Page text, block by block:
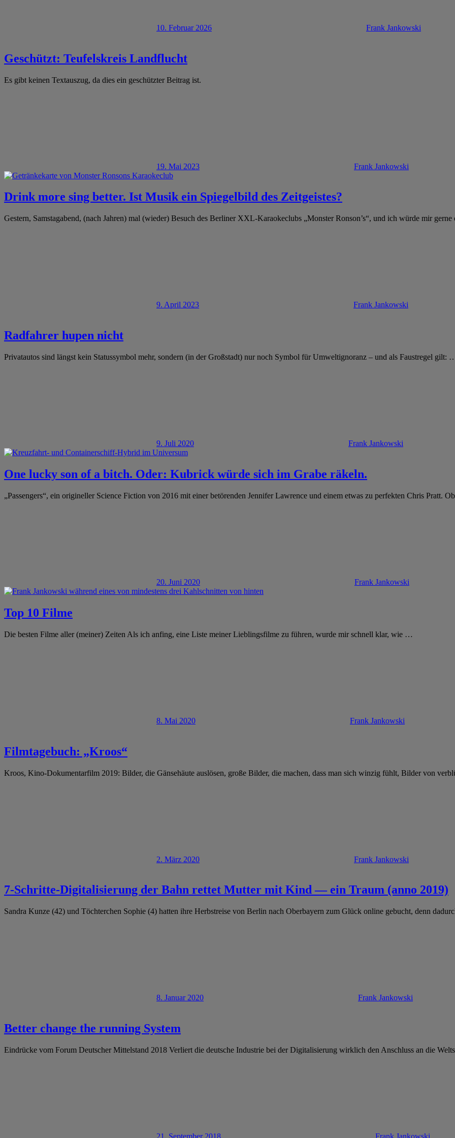
10. Februar 2026 Frank Jankowski
Geschützt: Teufelskreis Landflucht
Es gibt keinen Textauszug, da dies ein geschützter Beitrag ist.
19. Mai 2023 Frank Jankowski
Drink more sing better. Ist Musik ein Spiegelbild des Zeitgeistes?
Gestern, Samstagabend, (nach Jahren) mal (wieder) Besuch des Berliner XXL-Karaokeclubs „Monster Ronson’s“, und ich würde mir
9. April 2023 Frank Jankowski
Radfahrer hupen nicht
Privatautos sind längst kein Statussymbol mehr, sondern (in der Großstadt) nur noch Symbol für Umweltignoranz – und als Faustregel gilt:
9. Juli 2020 Frank Jankowski
One lucky son of a bitch. Oder: Kubrick würde sich im Grabe räkeln.
„Passengers“, ein origineller Science Fiction von 2016 mit einer betörenden Jennifer Lawrence und einem etwas zu perfekten Chris Pratt.
20. Juni 2020 Frank Jankowski
Top 10 Filme
Die besten Filme aller (meiner) Zeiten Als ich anfing, eine Liste meiner Lieblingsfilme zu führen, wurde mir schnell klar, wie …
8. Mai 2020 Frank Jankowski
Filmtagebuch: „Kroos“
Kroos, Kino-Dokumentarfilm 2019: Bilder, die Gänsehäute auslösen, große Bilder, die machen, dass man sich winzig fühlt, Bilder von
2. März 2020 Frank Jankowski
7-Schritte-Digitalisierung der Bahn rettet Mutter mit Kind — ein Traum (anno 2019)
Sandra Kunze (42) und Töchterchen Sophie (4) hatten ihre Herbstreise von Berlin nach Oberbayern zum Glück online gebucht, denn
8. Januar 2020 Frank Jankowski
Better change the running System
Eindrücke vom Forum Deutscher Mittelstand 2018 Verliert die deutsche Industrie bei der Digitalisierung wirklich den Anschluss an die